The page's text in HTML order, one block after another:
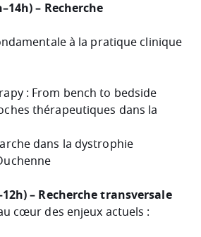
– Recherche
à la pratique clinique
: From bench to bedside
thérapeutiques dans la
dans la dystrophie
– Recherche transversale
cœur des enjeux actuels :